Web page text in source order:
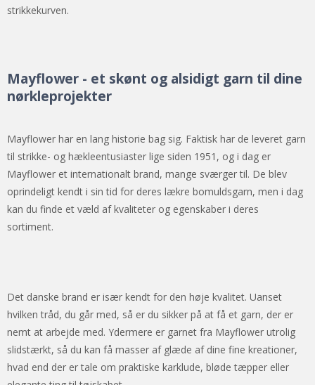
strikkekurven.
Mayflower - et skønt og alsidigt garn til dine
nørkleprojekter
Mayflower har en lang historie bag sig. Faktisk har de leveret garn
til strikke- og hækleentusiaster lige siden 1951, og i dag er
Mayflower et internationalt brand, mange sværger til. De blev
oprindeligt kendt i sin tid for deres lækre bomuldsgarn, men i dag
kan du finde et væld af kvaliteter og egenskaber i deres
sortiment.
Det danske brand er især kendt for den høje kvalitet. Uanset
hvilken tråd, du går med, så er du sikker på at få et garn, der er
nemt at arbejde med. Ydermere er garnet fra Mayflower utrolig
slidstærkt, så du kan få masser af glæde af dine fine kreationer,
hvad end der er tale om praktiske karklude, bløde tæpper eller